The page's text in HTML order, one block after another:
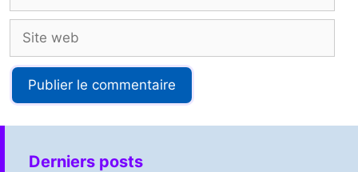
web
Derniers posts